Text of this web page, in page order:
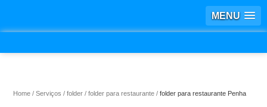
MENU
Home Serviços folder folder para restaurante folder para restaurante Penha